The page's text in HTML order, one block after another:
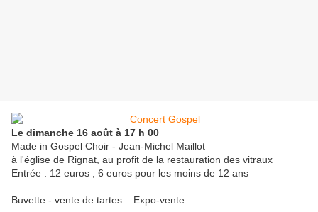
Le dimanche 16 août à 17 h 00
Made in Gospel Choir - Jean-Michel Maillot
à l'église de Rignat, au profit de la restauration des vitraux
Entrée : 12 euros ; 6 euros pour les moins de 12 ans
Buvette - vente de tartes – Expo-vente